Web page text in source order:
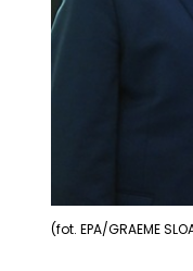
(fot. EPA/GRAEME